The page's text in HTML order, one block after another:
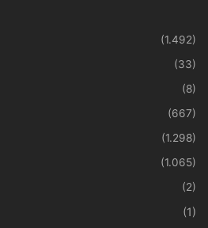
(1.492)
(33)
(8)
(667)
(1.298)
(1.065)
(2)
(1)